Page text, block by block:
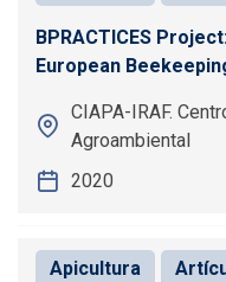
BPRACTICES
European
CIAPA-IRAF.
Agroambiental
2020
Apicultura